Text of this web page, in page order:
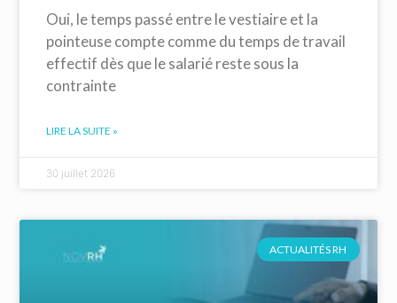
Oui, le temps passé entre le vestiaire et la
pointeuse compte comme du temps de travail
effectif dès que le salarié reste sous la
contrainte
LIRE LA SUITE »
30 juillet 2026
ACTUALITÉS RH